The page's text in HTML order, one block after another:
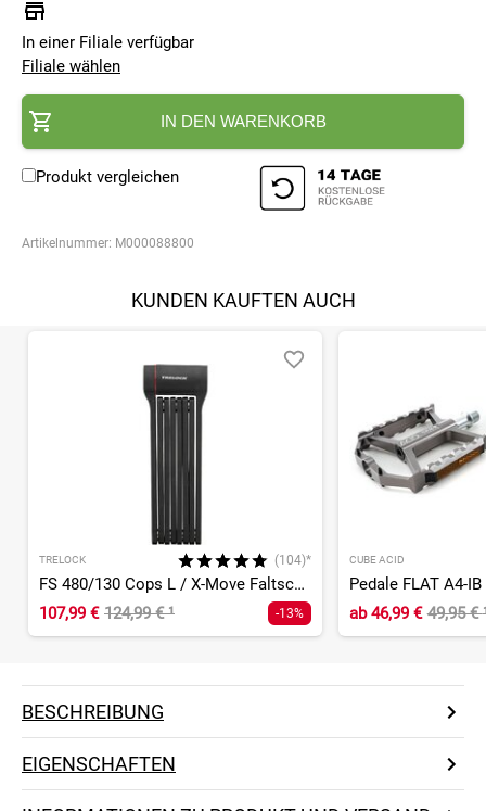
In einer Filiale verfügbar
Filiale wählen
IN DEN WARENKORB
Produkt vergleichen
Artikelnummer: M000088800
KUNDEN KAUFTEN AUCH
TRELOCK (104)*
FS 480/130 Cops L / X-Move Faltschloss
107,99 € 124,99 €¹ -13%
CUBE ACID
Pedale FLAT A4-
ab46,99 € 49,95 €
BESCHREIBUNG
EIGENSCHAFTEN